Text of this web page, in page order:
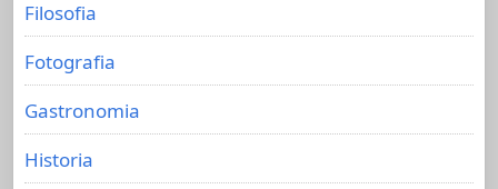
Filosofia
Fotografia
Gastronomia
Historia